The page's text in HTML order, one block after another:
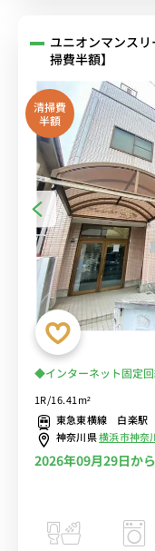
ユニオンマンス
掃費半額】
清掃費
半額
◆インターネット固定
のあるお部屋/休日は
1R/16.41m²
東急東横線 白楽駅
神奈川県横浜市神奈
2026年09月29日か